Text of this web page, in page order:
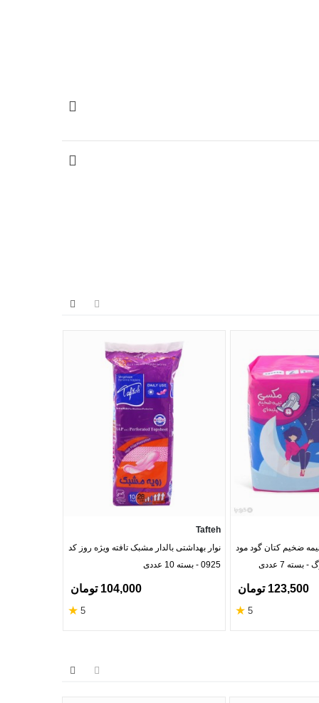
نیمه ضخیم کتان گود مود
123,500 تومان
5
★
Tafteh
نوار بهداشتی بالدار مشبک تافته ویژه روز کد
0925 - بسته 10 عددی
104,000 تومان
5
★